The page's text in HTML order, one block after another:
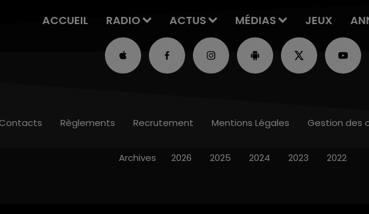
ACCUEIL RADIO ACTUS MÉDIAS JEUX
Règlements Recrutement Mentions Légales Gestion des
Archives 2026 2025 2024 2023 2022